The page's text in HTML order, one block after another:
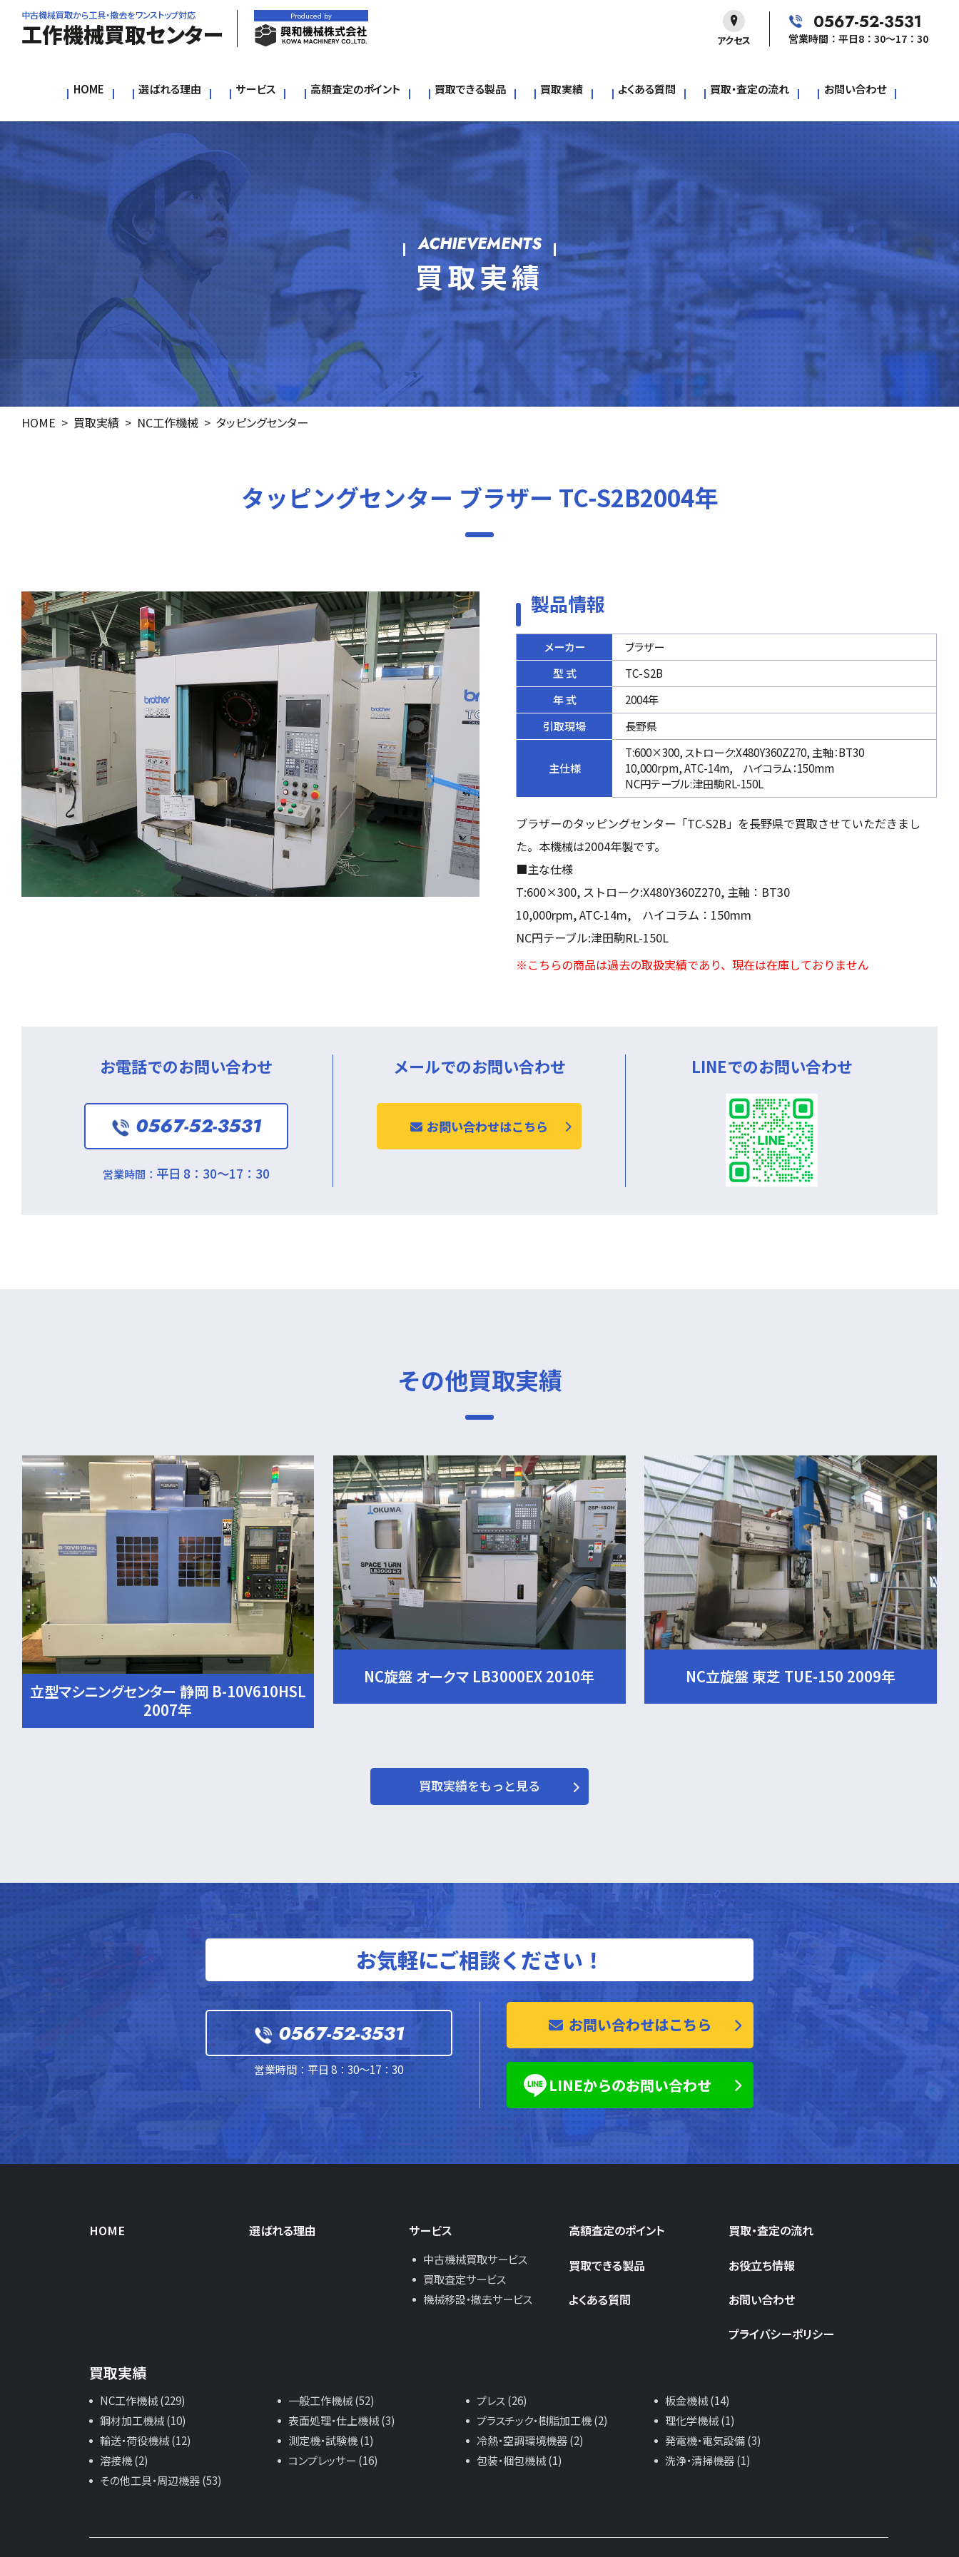
中古機械買取から工具・撤去をワンストップ対応
工作機械買取センター
Produced by
アクセス
0567-52-3531
営業時間：平日8：30～17：30
HOME 選ばれる理由 サービス 高額査定のポイント 買取できる製品 買取実績 よくある質問 買取・査定の流れ お問い合わせ
ACHIEVEMENTS
買取実績
HOME 買取実績 NC工作機械 タッピングセンター
タッピングセンター ブラザー TC-S2B2004年
製品情報
メーカー
ブラザー
型 式
TC-S2B
年 式
2004年
引取現場
長野県
主仕様
T:600×300, ストローク:X480Y360Z270, 主軸：BT30
10,000rpm, ATC-14m, ハイコラム：150mm
NC円テーブル:津田駒RL-150L
ブラザーのタッピングセンター「TC-S2B」を長野県で買取させていただきまし
た。本機械は2004年製です。
■主な仕様
T:600×300, ストローク:X480Y360Z270, 主軸：BT30
10,000rpm, ATC-14m, ハイコラム：150mm
NC円テーブル:津田駒RL-150L
※こちらの商品は過去の取扱実績であり、現在は在庫しておりません
お電話でのお問い合わせ
0567-52-3531
営業時間： 平日 8：30～17：30
メールでのお問い合わせ
お問い合わせはこちら
LINEでのお問い合わせ
その他買取実績
立型マシニングセンター 静岡 B-10V610HSL
2007年
NC旋盤 オークマ LB3000EX 2010年 NC立旋盤 東芝 TUE-150 2009年
買取実績をもっと見る
お気軽にご相談ください！
0567-52-3531
営業時間：平日 8：30～17：30
お問い合わせはこちら
LINEからのお問い合わせ
HOME 選ばれる理由 サービス
中古機械買取サービス
買取査定サービス
機械移設・撤去サービス
高額査定のポイント
買取できる製品
よくある質問
買取・査定の流れ
お役立ち情報
お問い合わせ
プライバシーポリシー
買取実績
NC工作機械 (229) 一般工作機械 (52) プレス (26)
板金機械 (14)
鋼材加工機械 (10)
表面処理・仕上機械 (3) プラスチック・樹脂加工機 (2)
理化学機械 (1)
輸送・荷役機械 (12)
測定機・試験機 (1) 冷熱・空調環境機器 (2)
発電機・電気設備 (3)
溶接機 (2)
コンプレッサー (16) 包装・梱包機械 (1)
洗浄・清掃機器 (1)
その他工具・周辺機器 (53)